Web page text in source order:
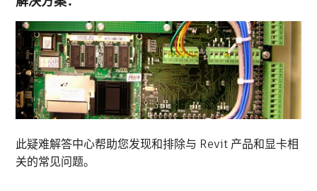
此疑难解答中心帮助您发现和排除与 Revit 产品和显卡相
关的常见问题。